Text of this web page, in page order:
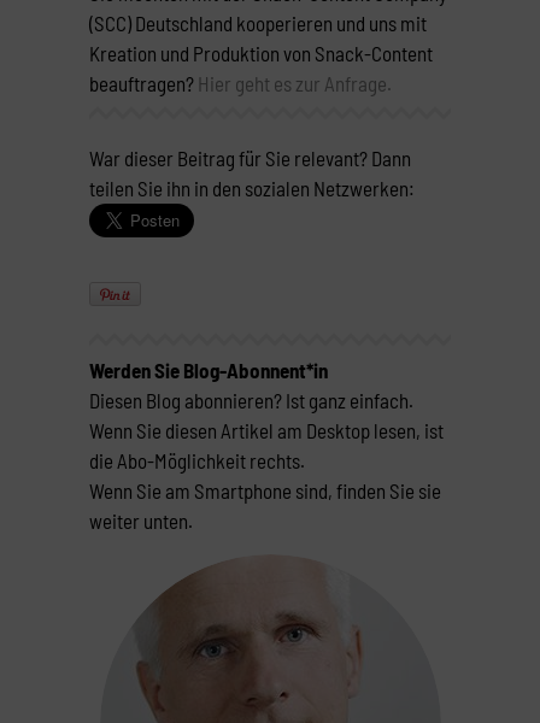
(SCC) Deutschland kooperieren und uns mit
Kreation und Produktion von Snack-Content
beauftragen? Hier geht es zur Anfrage.
War dieser Beitrag für Sie relevant? Dann
teilen Sie ihn in den sozialen Netzwerken:
Werden Sie Blog-Abonnent*in
Diesen Blog abonnieren? Ist ganz einfach.
Wenn Sie diesen Artikel am Desktop lesen, ist
die Abo-Möglichkeit rechts.
Wenn Sie am Smartphone sind, finden Sie sie
weiter unten.